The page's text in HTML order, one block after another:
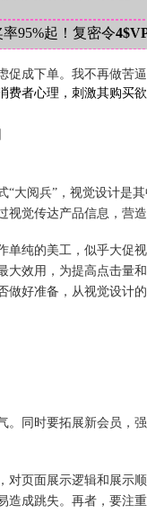
95%起！复密令
促成下单。我不再做苦
者心理，刺激其购买欲
阅兵”，视觉设计是
觉传达产品信息，营造
的美工，似乎大促视
效用，为提高点击量和
做好准备，从视觉设计
时要拓展新会员，强
面展示逻辑和展示
成跳失。再者，要注